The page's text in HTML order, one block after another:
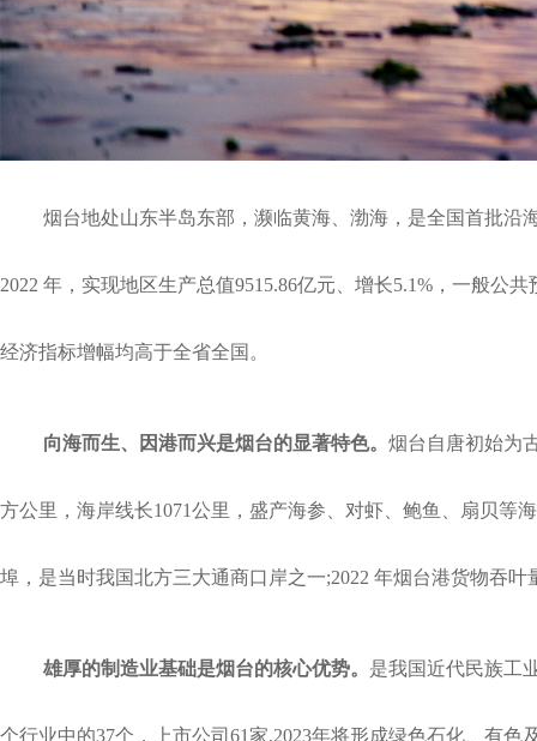
烟台地处山东半岛东部，濒临黄海、渤海，是全国首批沿
2022 年，实现地区生产总值9515.86亿元、增长5.1%，一般公
经济指标增幅均高于全省全国。
向海而生、因港而兴是烟台的显著特色。 烟台自唐初始为
方公里，海岸线长1071公里，盛产海参、对虾、鲍鱼、扇贝等
埠，是当时我国北方三大通商口岸之一;2022 年烟台港货物吞
雄厚的制造业基础是烟台的核心优势。 是我国近代民族工
个行业中的37个，上市公司61家,2023年将形成绿色石化、有